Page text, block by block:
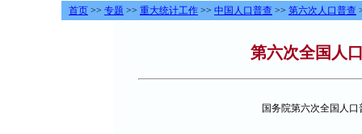
首页 >> 专题 >> 重大统计工作 >> 中国人口普查 >> 第六次人口普查
第六次全国人
国务院第六次全国人